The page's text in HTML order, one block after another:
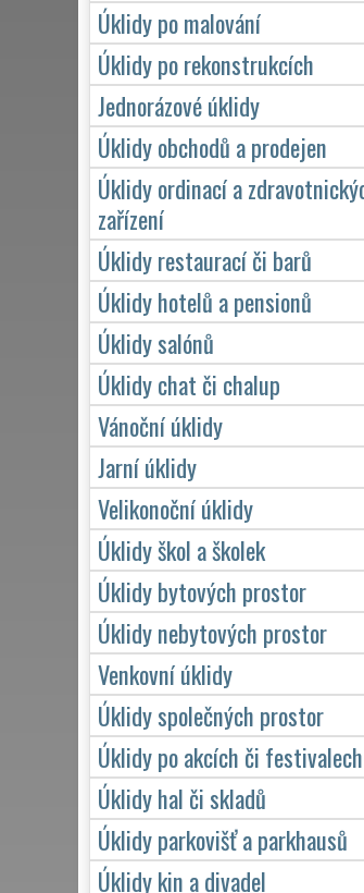
Mám zájem o
Úklidy po malování
Úklidy po rekonstrukcích
Jednorázové úklidy
Úklidy obchodů a prodejen
Úklidy ordinací a
zařízení
Úklidy restaurací či barů
Úklidy hotelů a pensionů
Úklidy salónů
Úklidy chat či chalup
Vánoční úklidy
Jarní úklidy
Velikonoční úklidy
Úklidy škol a školek
Úklidy bytových prostor
Úklidy nebytových prostor
Venkovní úklidy
Úklidy společných prostor
Úklidy po akcích či festivalech
Úklidy hal či skladů
Úklidy parkovišť a parkhausů
Úklidy kin a divadel